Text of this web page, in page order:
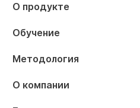
О продукте
Обучение
Методология
О компании